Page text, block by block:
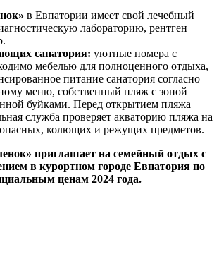
в Евпатории имеет свой лечебный
лабораторию, рентген
санатория: уютные номера с
мебелью для полноценного отдыха,
питание санатория согласно
меню, собственный пляж с зоной
буйками. Перед открытием пляжа
служба проверяет акваторию пляжа на
колющих и режущих предметов.
приглашает на семейный отдых с
в курортном городе Евпатория по
ценам 2024 года.